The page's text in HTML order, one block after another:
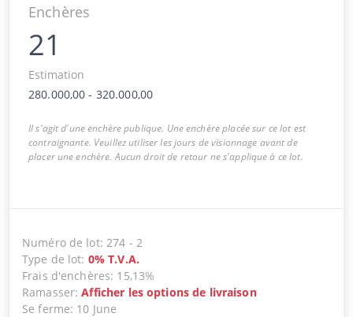
Enchères
21
Estimation
280.000,00 - 320.000,00
Il s'agit d'une enchère publique. Une enchère placée sur ce lot est
contraignante. Veuillez utiliser les jours de visionnage avant de
placer une enchère. Aucun droit de retour ne s'applique à ce lot.
Numéro de lot:274 - 2
Type de lot: 0% T.V.A.
Frais d'enchères: 15,13%
Ramasser:Afficher les options de livraison
Se ferme: 10 June